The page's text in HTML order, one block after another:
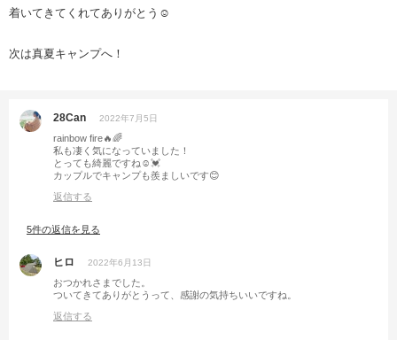
着いてきてくれてありがとう☺️
次は真夏キャンプへ！
28Can 2022年7月5日
rainbow fire🔥🌈
私も凄く気になっていました！
とっても綺麗ですね☺️💓
カップルでキャンプも羨ましいです😊
返信する
5件の返信を見る
ヒロ 2022年6月13日
おつかれさまでした。
ついてきてありがとうって、感謝の気持ちいいですね。
返信する